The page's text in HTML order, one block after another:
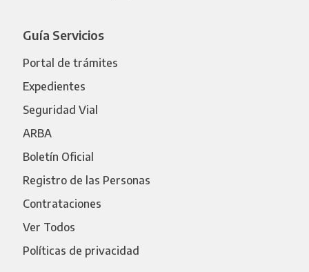
Guía Servicios
Portal de trámites
Expedientes
Seguridad Vial
ARBA
Boletín Oficial
Registro de las Personas
Contrataciones
Ver Todos
Políticas de privacidad